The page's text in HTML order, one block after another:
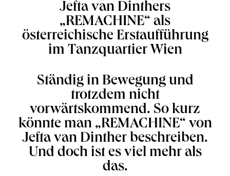
Jefta van Dinthers
„REMACHINE“ als
österreichische Erstaufführung
im Tanzquartier Wien
Ständig in Bewegung und
trotzdem nicht
vorwärtskommend. So kurz
könnte man „REMACHINE“ von
Jefta van Dinther beschreiben.
Und doch ist es viel mehr als
das.